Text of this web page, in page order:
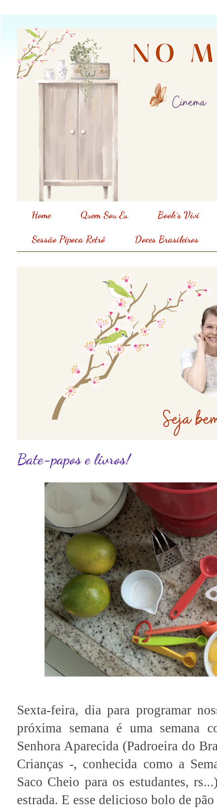
Home Quem Sou Eu Book´s Vivi
Sessão Pipoca Retrô Doces Brasileiros
Bate-papos e livros!
Sexta-feira, dia para programar
próxima semana é uma semana
Senhora Aparecida (Padroeira do
Crianças -, conhecida como a
Saco Cheio para os estudantes,
estrada. E esse delicioso bolo de